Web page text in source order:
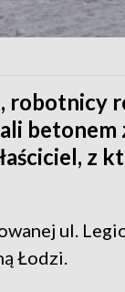
robotnicy
z
ul.
Łodzi.